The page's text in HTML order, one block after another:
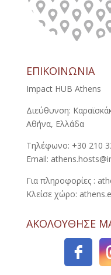
ΕΠΙΚΟΙΝΩΝΙΑ
Impact HUB Athens
Διεύθυνση:
Αθήνα, Ελλάδα
Τηλέφωνο: +30 210
Email:
Για πληροφορίες :
Κλείσε χώρο:
ΑΚΟΛΟΥΘΗΣΕ